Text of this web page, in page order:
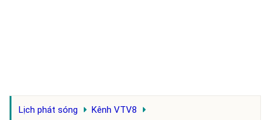
Lịch phát sóng Kênh VTV8